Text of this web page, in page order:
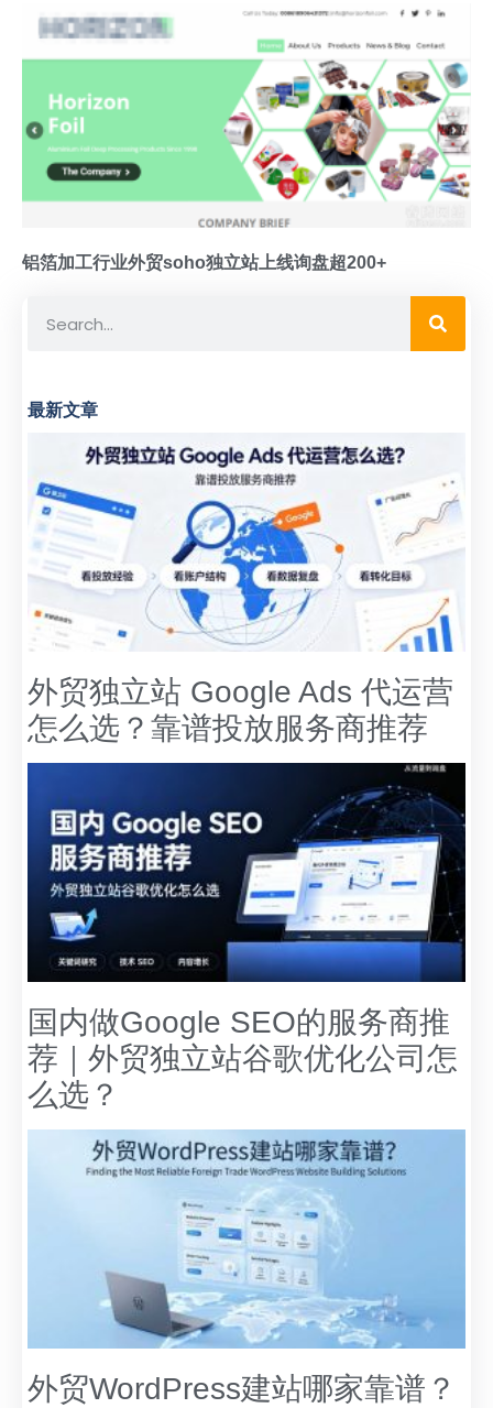
铝箔加工行业外贸soho独立站上线询盘超200+
最新文章
外贸独立站 Google Ads 代运营
怎么选？靠谱投放服务商推荐
国内做Google SEO的服务商推
荐｜外贸独立站谷歌优化公司怎
么选？
外贸WordPress建站哪家靠谱？